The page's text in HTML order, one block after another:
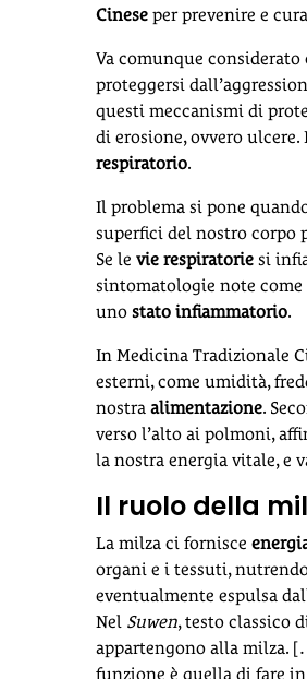
Cinese per prevenire e
Va comunque
proteggersi
questi meccanismi di
di erosione, ovvero
respiratorio.
Il problema si pone
superfici del nostro corpo
Se le vie respiratorie si
sintomatologie note come
uno stato infiammatorio.
In Medicina Tradizionale
esterni, come umidità,
nostra alimentazione.
verso l’alto ai polmoni,
la nostra energia vitale, e
Il ruolo della
La milza ci fornisce
organi e i tessuti,
eventualmente espulsa
Nel Suwen, testo classico
appartengono alla milza.
funzione è quella di fare